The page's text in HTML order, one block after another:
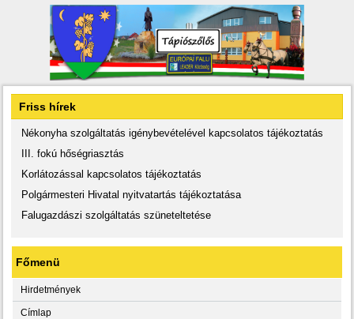
Friss hírek
Nékonyha szolgáltatás igénybevételével kapcsolatos tájékoztatás
III. fokú hőségriasztás
Korlátozással kapcsolatos tájékoztatás
Polgármesteri Hivatal nyitvatartás tájékoztatása
Falugazdászi szolgáltatás szüneteltetése
Főmenü
Hirdetmények
Címlap